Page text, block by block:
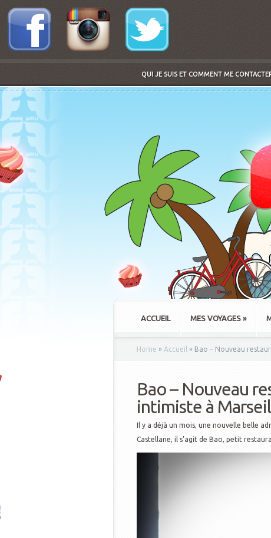
QUI JE SUIS ET COMMENT ME
ACCUEIL MES VOYAGES »
Home » Accueil » Bao – Nouveau
Bao – Nouveau
intimiste à
Il y a déjà un mois, une nouvelle belle
Castellane, il s’agit de Bao, petit